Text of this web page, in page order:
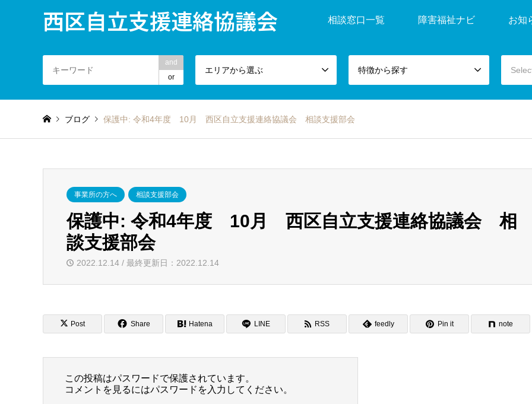
西区自立支援連絡協議会 相談窓口一覧 障害福祉ナビ お知
and
or
エリアから選ぶ 特徴から探す
ブログ 保護中: 令和4年度 10月 西区自立支援連絡協議会 相談支援部会
事業所の方へ 相談支援部会
保護中: 令和4年度 10月 西区自立支援連絡協議会 相
談支援部会
2022.12.14 / 最終更新日：2022.12.14
Post Share Hatena LINE RSS feedly Pin it note
この投稿はパスワードで保護されています。
コメントを見るにはパスワードを入力してください。